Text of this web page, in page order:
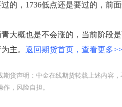
的，1736低点还是要过的，前
概也是不会涨的，当前阶段是
主。 返回期货首页，查看更多>>
期货声明：中金在线期货转载上述内容
作，风险自担。